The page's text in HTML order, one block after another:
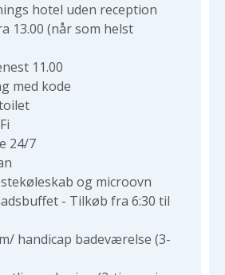
hotel uden reception
13.00 (når som helst
11.00
med kode
24/7
og microovn
- Tilkøb fra 6:30 til
handicap badeværelse (3-